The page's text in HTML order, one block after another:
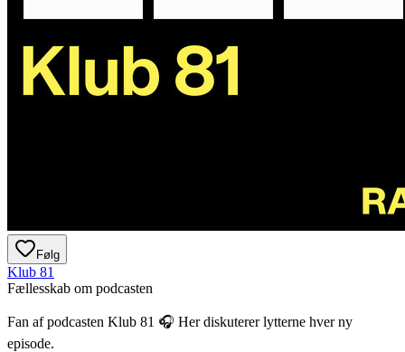
Følg
Klub 81
Fællesskab om podcasten
Fan af podcasten Klub 81 🎧 Her diskuterer lytterne hver ny
episode.